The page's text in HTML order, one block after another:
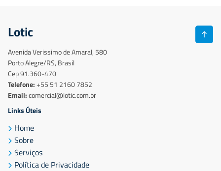
Lotic
Avenida Verissimo de Amaral, 580
Porto Alegre/RS, Brasil
Cep 91.360-470
Telefone:+55 51 2160 7852
Email:comercial@lotic.com.br
Links Úteis
Home
Sobre
Serviços
Política de Privacidade